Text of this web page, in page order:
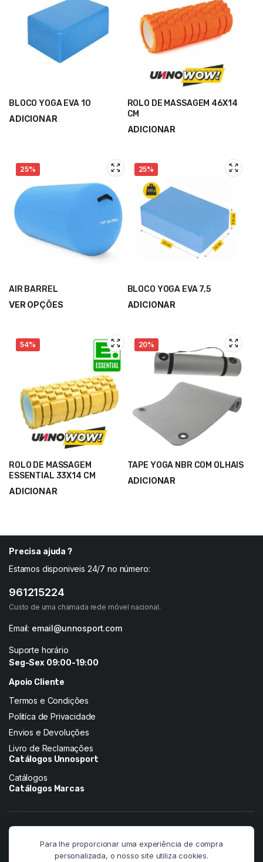
BLOCO YOGA EVA 10
ADICIONAR
ROLO DE MASSAGEM 46X14
CM
ADICIONAR
25%
AIR BARREL
VER OPÇÕES
25%
BLOCO YOGA EVA 7,5
ADICIONAR
54%
ROLO DE MASSAGEM
ESSENTIAL 33X14 CM
ADICIONAR
20%
TAPE YOGA NBR COM OLHAIS
ADICIONAR
Precisa ajuda ?
Estamos disponiveis 24/7 no número:
961215224
Custo de uma chamada rede móvel nacional.
Email: email@unnosport.com
Suporte horário
Seg-Sex 09:00-19:00
Apoio Cliente
Termos e Condições
Politíca de Privacidade
Envios e Devoluções
Livro de Reclamações
Catálogos Unnosport
Catálogos
Catálogos Marcas
Siga-nos nas redes:
Para lhe proporcionar uma experiência de compra
personalizada, o nosso site utiliza cookies.